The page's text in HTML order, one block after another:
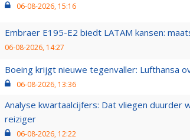
06-08-2026, 15:16
Embraer E195-E2 biedt LATAM kansen:
06-08-2026, 14:27
Boeing krijgt nieuwe tegenvaller: Lufthansa
06-08-2026, 13:36
Analyse kwartaalcijfers: Dat vliegen
reiziger
06-08-2026, 12:22